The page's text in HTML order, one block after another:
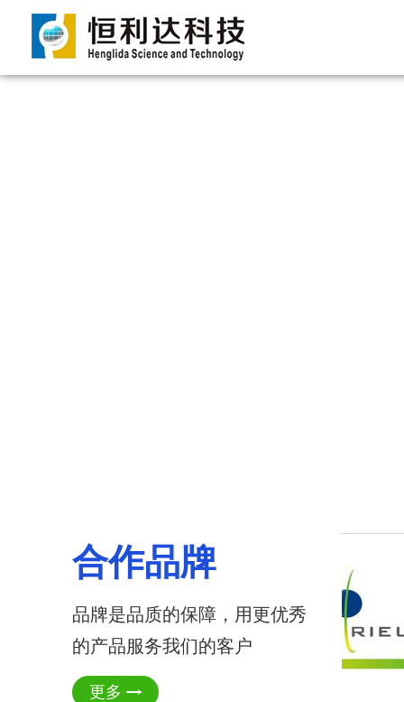
合作品牌
品牌是品质的保障，用更优秀
的产品服务我们的客户
更多